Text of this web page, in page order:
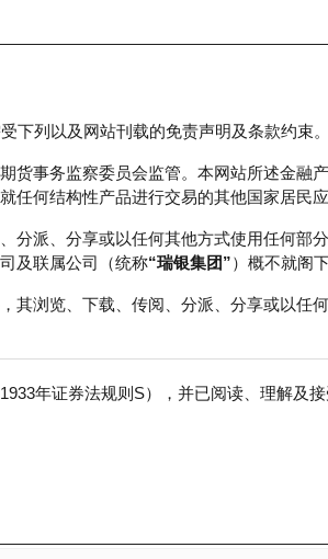
及市场统计 瑞银轮证教室
下列以及网站刊载的免责声明及条款约束。
货事务监察委员会监管。本网站所述金融
任何结构性产品进行交易的其他国家居民
分派、分享或以任何其他方式使用任何部
及联属公司（统称“瑞银集团”）概不就阁
其浏览、下载、传阅、分派、分享或以任
年证券法规则S），并已阅读、理解及